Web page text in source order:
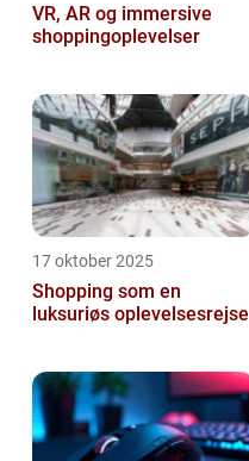
VR, AR og immersive
shoppingoplevelser
17 oktober 2025
Shopping som en
luksuriøs oplevelsesrejse